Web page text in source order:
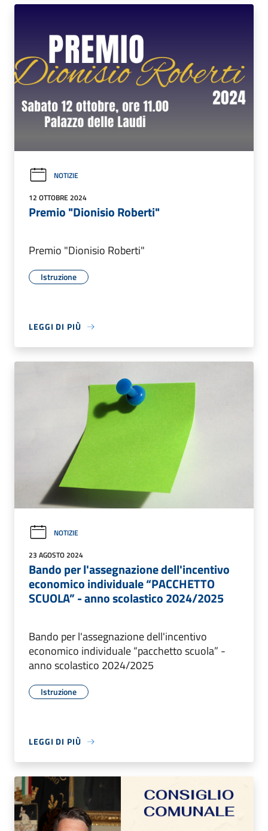
NOTIZIE
12 OTTOBRE 2024
Premio "Dionisio Roberti"
Premio "Dionisio Roberti"
Istruzione
LEGGI DI PIÙ
NOTIZIE
23 AGOSTO 2024
Bando per l'assegnazione dell'incentivo
economico individuale “PACCHETTO
SCUOLA” - anno scolastico 2024/2025
Bando per l'assegnazione dell'incentivo
economico individuale “pacchetto scuola” -
anno scolastico 2024/2025
Istruzione
LEGGI DI PIÙ